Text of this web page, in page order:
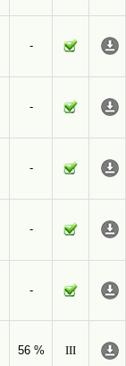
-
-
-
-
-
56 %
III